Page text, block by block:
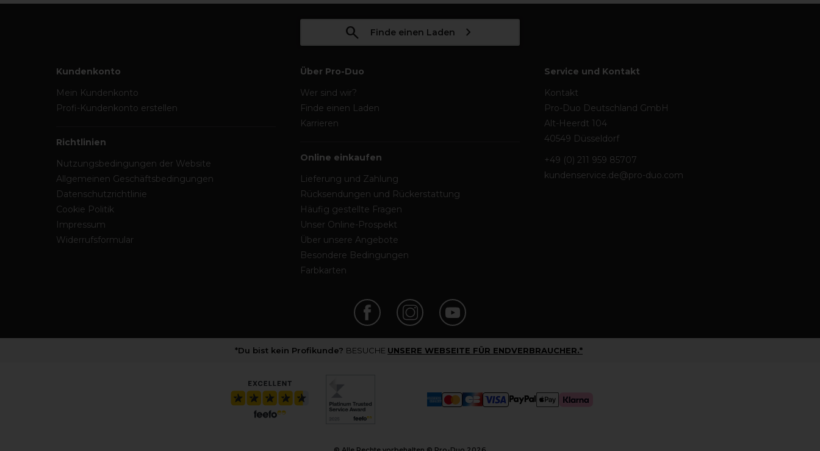
Finde einen Laden
Kundenkonto
Mein Kundenkonto
Profi-Kundenkonto erstellen
Richtlinien
Nutzungsbedingungen der Website
Allgemeinen Geschäftsbedingungen
Datenschutzrichtlinie
Cookie Politik
Impressum
Widerrufsformular
Über Pro-Duo
Wer sind wir?
Finde einen Laden
Karrieren
Online einkaufen
Lieferung und Zahlung
Rücksendungen und Rückerstattung
Häufig gestellte Fragen
Unser Online-Prospekt
Über unsere Angebote
Besondere Bedingungen
Farbkarten
Service und Kontakt
Kontakt
Pro-Duo Deutschland GmbH
Alt-Heerdt 104
40549 Düsseldorf
+49 (0) 211 959 85707
kundenservice.de@pro-duo.com
*Du bist kein Profikunde? BESUCHE UNSERE WEBSEITE FÜR ENDVERBRAUCHER.*